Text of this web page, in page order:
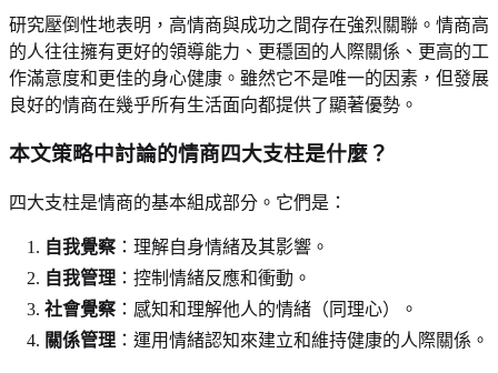
研究壓倒性地表明，高情商與成功之間存在強烈關聯。情商高
的人往往擁有更好的領導能力、更穩固的人際關係、更高的工
作滿意度和更佳的身心健康。雖然它不是唯一的因素，但發展
良好的情商在幾乎所有生活面向都提供了顯著優勢。
本文策略中討論的情商四大支柱是什麼？
四大支柱是情商的基本組成部分。它們是：
自我覺察 ：理解自身情緒及其影響。
自我管理 ：控制情緒反應和衝動。
社會覺察 ：感知和理解他人的情緒（同理心）。
關係管理 ：運用情緒認知來建立和維持健康的人際關係。